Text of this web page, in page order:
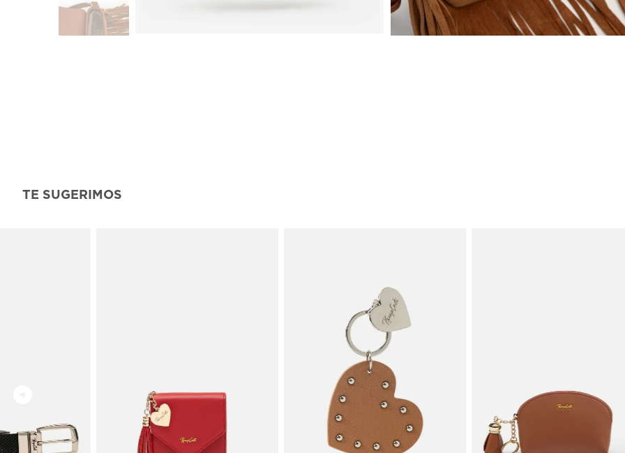
TE SUGERIMOS